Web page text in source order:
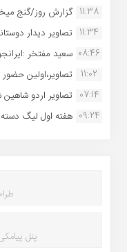
11:38 گزارش روز/گنج
11:34 تصاویر دیدار
08:46 سعید مفتخر
11:02
تصاویر،اولین
07:14 تصاویر اردو
09:24 هفته اول لیگ
پنل پیامکی با ۹۵٪